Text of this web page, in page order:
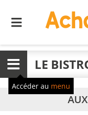
Menu
Menu LE
Accéder au menu